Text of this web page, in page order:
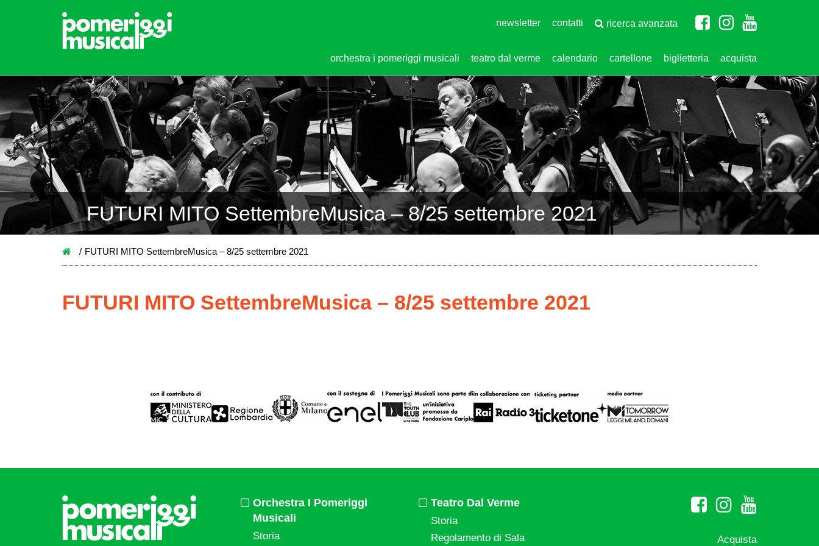
newsletter contatti ricerca avanzata
orchestra i pomeriggi musicali teatro dal verme calendario cartellone biglietteria acquista
FUTURI MITO SettembreMusica – 8/25 settembre 2021
FUTURI MITO SettembreMusica – 8/25 settembre 2021
FUTURI MITO SettembreMusica – 8/25 settembre 2021
Orchestra I Pomeriggi
Musicali
Storia
Teatro Dal Verme
Storia
Regolamento di Sala
Acquista